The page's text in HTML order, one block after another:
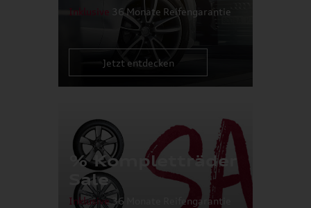
Inklusive 36 Monate Reifengarantie
Jetzt entdecken
% Kompletträder
Sale
Inklusive36 Monate Reifengarantie